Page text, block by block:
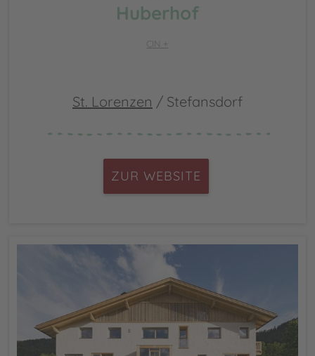
Huberhof
CIN +
St. Lorenzen / Stefansdorf
ZUR WEBSITE